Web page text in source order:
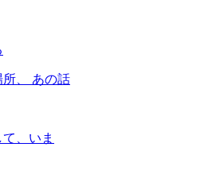
、 あの話
、いま